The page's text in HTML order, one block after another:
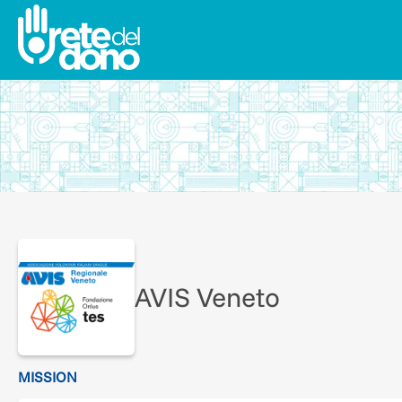
AVIS Veneto
MISSION